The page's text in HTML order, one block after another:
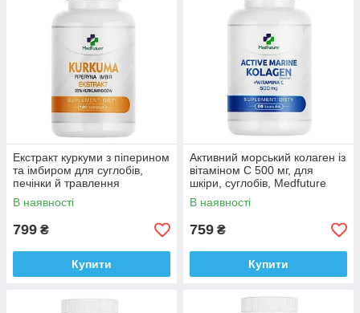
Екстракт куркуми з піперином
та імбиром для суглобів,
печінки й травлення
MedFuture Turmeric 120
таблеток Доставка з ЄС
В наявності
799 ₴
Купити
Активний морський колаген із
вітаміном C 500 мг, для
шкіри, суглобів, Medfuture
Active Marine Collagen 60
капсул Доставка з ЄС
В наявності
759 ₴
Купити